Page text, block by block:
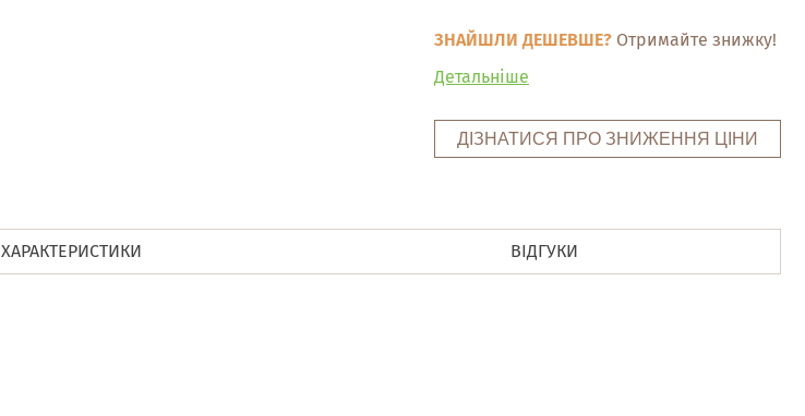
ЗНАЙШЛИ ДЕШЕВШЕ? Отримайте знижку!
Детальніше
ДІЗНАТИСЯ ПРО ЗНИЖЕННЯ ЦІНИ
ХАРАКТЕРИСТИКИ ВІДГУКИ